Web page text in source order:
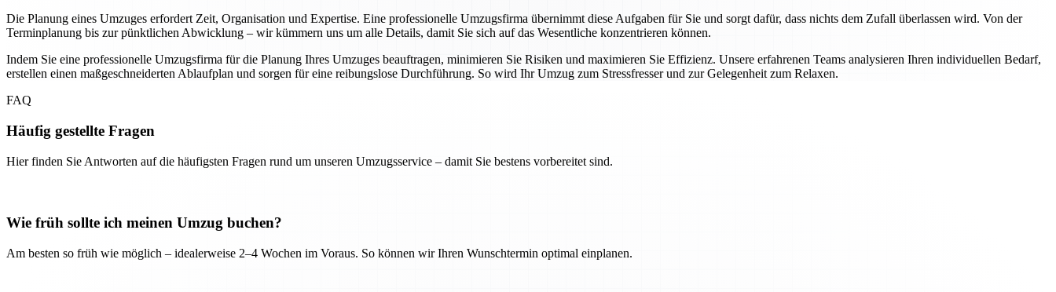
Die Planung eines Umzuges erfordert Zeit, Organisation und Expertise. Eine professionelle Umzugsfirma übernimmt diese Aufgaben für Sie und sorgt dafür, dass nichts dem Zufall überlassen wird. Von der
Terminplanung bis zur pünktlichen Abwicklung – wir kümmern uns um alle Details, damit Sie sich auf das Wesentliche konzentrieren können.
Indem Sie eine professionelle Umzugsfirma für die Planung Ihres Umzuges beauftragen, minimieren Sie Risiken und maximieren Sie Effizienz. Unsere erfahrenen Teams analysieren Ihren individuellen Bedarf,
erstellen einen maßgeschneiderten Ablaufplan und sorgen für eine reibungslose Durchführung. So wird Ihr Umzug zum Stressfresser und zur Gelegenheit zum Relaxen.
FAQ
Häufig gestellte Fragen
Hier finden Sie Antworten auf die häufigsten Fragen rund um unseren Umzugsservice – damit Sie bestens vorbereitet sind.
Wie früh sollte ich meinen Umzug buchen?
Am besten so früh wie möglich – idealerweise 2–4 Wochen im Voraus. So können wir Ihren Wunschtermin optimal einplanen.